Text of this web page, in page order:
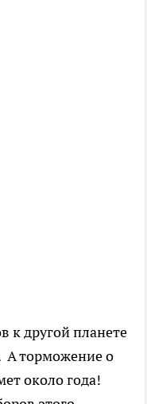
к другой планете
А торможение о
около года!